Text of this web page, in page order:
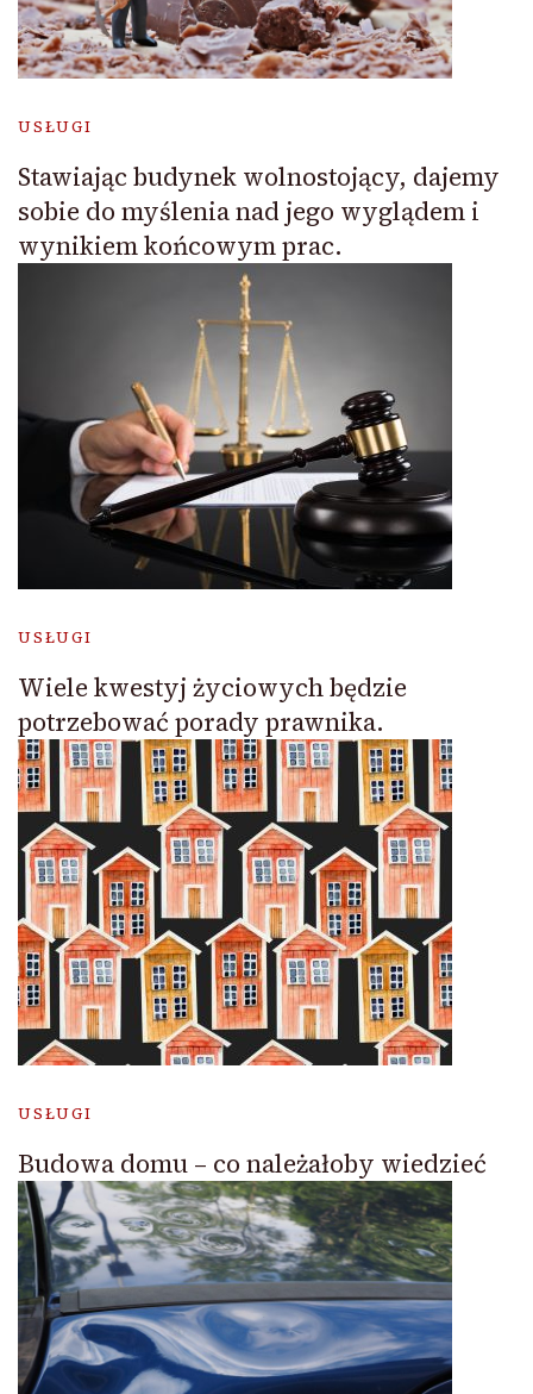
USŁUGI
Stawiając budynek wolnostojący, dajemy
sobie do myślenia nad jego wyglądem i
wynikiem końcowym prac.
USŁUGI
Wiele kwestyj życiowych będzie
potrzebować porady prawnika.
USŁUGI
Budowa domu – co należałoby wiedzieć